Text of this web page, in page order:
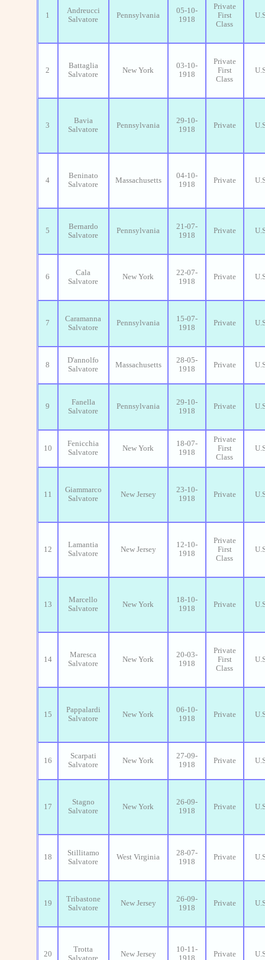
1
Andreucci
Salvatore
Pennsylvania
05-10-
1918
Private
First
Class
2
Battaglia
Salvatore
New York
03-10-
1918
Private
First
Class
3
Bavia
Salvatore
Pennsylvania
29-10-
1918
Private
4
Beninato
Salvatore
Massachusetts
04-10-
1918
Private
5
Bernardo
Salvatore
Pennsylvania
21-07-
1918
Private
6
Cala
Salvatore
New York
22-07-
1918
Private
7
Caramanna
Salvatore
Pennsylvania
15-07-
1918
Private
8
D'annolfo
Salvatore
Massachusetts
28-05-
1918
Private
9
Fanella
Salvatore
Pennsylvania
29-10-
1918
Private
10
Fenicchia
Salvatore
New York
18-07-
1918
Private
First
Class
11
Giammarco
Salvatore
New Jersey
23-10-
1918
Private
12
Lamantia
Salvatore
New Jersey
12-10-
1918
Private
First
Class
13
Marcello
Salvatore
New York
18-10-
1918
Private
14
Maresca
Salvatore
New York
20-03-
1918
Private
First
Class
15
Pappalardi
Salvatore
New York
06-10-
1918
Private
16
Scarpati
Salvatore
New York
27-09-
1918
Private
17
Stagno
Salvatore
New York
26-09-
1918
Private
18
Stillitamo
Salvatore
West Virginia
28-07-
1918
Private
19
Tribastone
Salvatore
New Jersey
26-09-
1918
Private
20
Trotta
New Jersey
10-11-
Private